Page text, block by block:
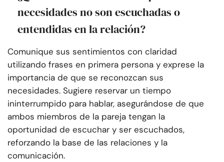
necesidades no son escuchadas o
entendidas en la relación?
Comunique sus sentimientos con claridad
utilizando frases en primera persona y exprese la
importancia de que se reconozcan sus
necesidades. Sugiere reservar un tiempo
ininterrumpido para hablar, asegurándose de que
ambos miembros de la pareja tengan la
oportunidad de escuchar y ser escuchados,
reforzando la base de las relaciones y la
comunicación.